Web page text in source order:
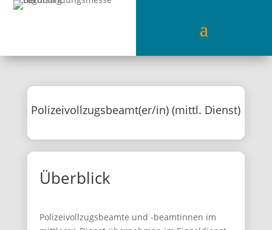
Polizeivollzugsbeamt(er/in) (mittl. Dienst)
Überblick
Polizeivollzugsbeamte und -beamtinnen im